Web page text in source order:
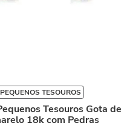
TESOUROS
Tesouros Gota de
18k com Pedras